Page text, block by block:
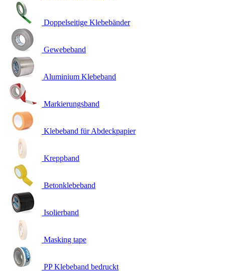
Doppelseitige Klebebänder
Gewebeband
Aluminium Klebeband
Markierungsband
Klebeband für Abdeckpapier
Kreppband
Betonklebeband
Isolierband
Masking tape
PP Klebeband bedruckt